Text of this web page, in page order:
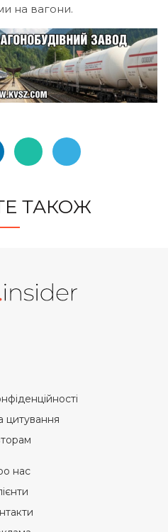
на вагони.
ТАКОЖ
цитування
нас